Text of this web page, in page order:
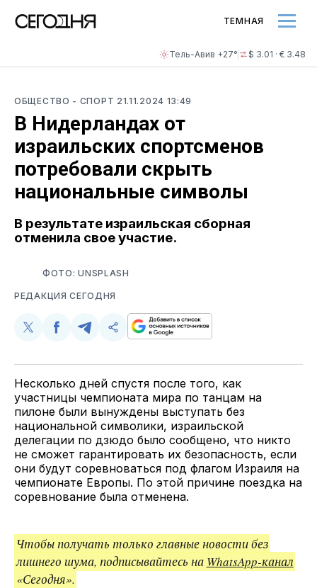
Тель-Авив +27° $ 3.01 · € 3.48
ТЕМНАЯ
ОБЩЕСТВО - СПОРТ 21.11.2024 13:49
В Нидерландах от
израильских спортсменов
потребовали скрыть
национальные символы
В результате израильская сборная
отменила свое участие.
ФОТО: UNSPLASH
РЕДАКЦИЯ СЕГОДНЯ
Поделиться
Twitter
Поделиться
Facebook
Поделиться
Telegram
Скопируйте
поделитесь
Несколько дней спустя после того, как
участницы чемпионата мира по танцам на
пилоне были вынуждены выступать без
национальной символики, израильской
делегации по дзюдо было сообщено, что никто
не сможет гарантировать их безопасность, если
они будут соревноваться под флагом Израиля на
чемпионате Европы. По этой причине поездка на
соревнование была отменена.
Чтобы получать только главные новости без
лишнего шума, подписывайтесь на WhatsApp-канал
«Сегодня».